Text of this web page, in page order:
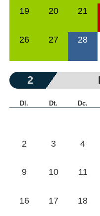
19 20 21
26 27 28
2
Dl. Dt. Dc.
2 3 4
9 10 11
16 17 18